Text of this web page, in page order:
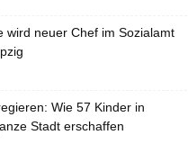
wird neuer Chef im Sozialamt
Wie 57 Kinder in
Stadt erschaffen